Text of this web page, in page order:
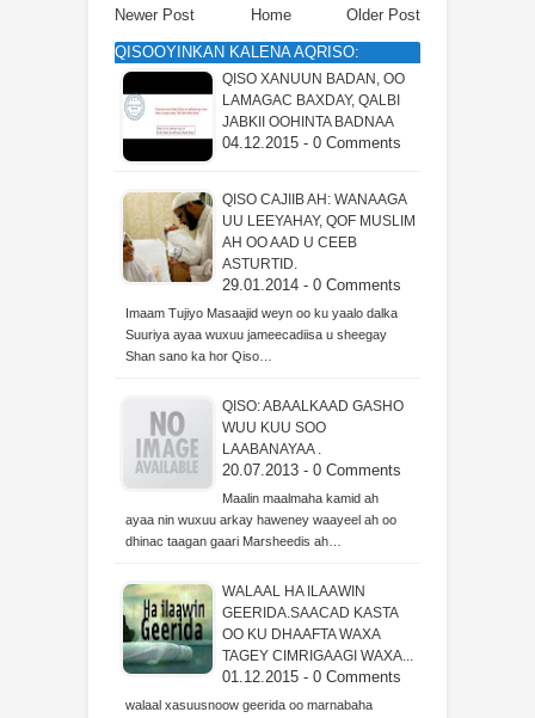
Newer Post Older Post
Home
QISOOYINKAN KALENA AQRISO:
QISO XANUUN BADAN, OO
LAMAGAC BAXDAY, QALBI
JABKII OOHINTA BADNAA
04.12.2015 - 0 Comments
QISO CAJIIB AH: WANAAGA
UU LEEYAHAY, QOF MUSLIM
AH OO AAD U CEEB
ASTURTID.
29.01.2014 - 0 Comments
Imaam Tujiyo Masaajid weyn oo ku yaalo dalka
Suuriya ayaa wuxuu jameecadiisa u sheegay
Shan sano ka hor Qiso…
QISO: ABAALKAAD GASHO
WUU KUU SOO
LAABANAYAA .
20.07.2013 - 0 Comments
Maalin maalmaha kamid ah
ayaa nin wuxuu arkay haweney waayeel ah oo
dhinac taagan gaari Marsheedis ah…
WALAAL HA ILAAWIN
GEERIDA.SAACAD KASTA
OO KU DHAAFTA WAXA
TAGEY CIMRIGAAGI WAXA...
01.12.2015 - 0 Comments
walaal xasuusnoow geerida oo marnabaha